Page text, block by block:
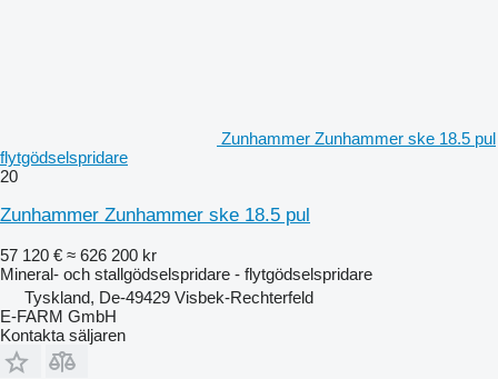
Zunhammer Zunhammer ske 18.5 pul
flytgödselspridare
20
Zunhammer Zunhammer ske 18.5 pul
57 120 € ≈ 626 200 kr
Mineral- och stallgödselspridare - flytgödselspridare
Tyskland, De-49429 Visbek-Rechterfeld
E-FARM GmbH
Kontakta säljaren